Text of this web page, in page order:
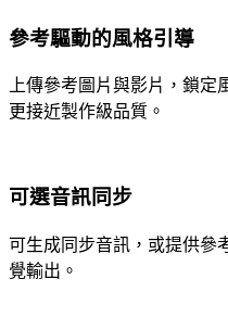
參考驅動的風格引導
上傳參考圖片與影片，鎖
更接近製作級品質。
可選音訊同步
可生成同步音訊，或提供參
覺輸出。